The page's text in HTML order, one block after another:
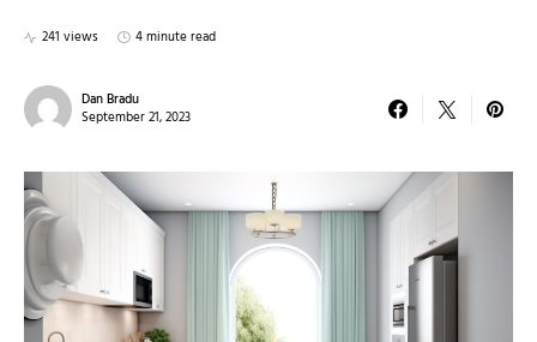
241 views 4 minute read
Dan Bradu
September 21, 2023